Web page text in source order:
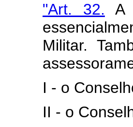
"Art. 32. A
Militar.
I - o
II - o